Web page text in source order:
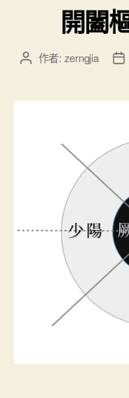
開闔
文
者
作者: zerngjia
文
佈